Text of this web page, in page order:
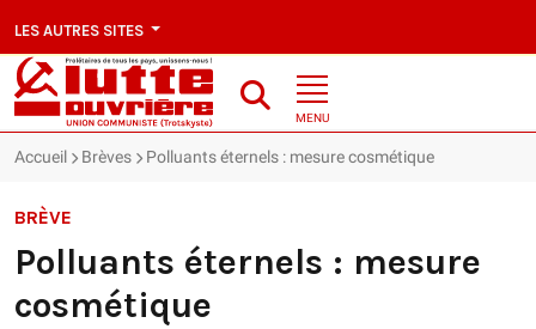
LES AUTRES SITES
MENU
Accueil Brèves Polluants éternels : mesure cosmétique
BRÈVE
Polluants éternels : mesure
cosmétique